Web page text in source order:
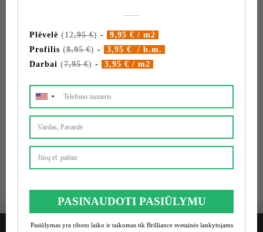
Facebook
Pinterest
LinkedIn
Twitter
Telegram
Viber
Daugiau iš kategorijos:
Žymos: įtempiamų lubų apšvietimas
montavimas